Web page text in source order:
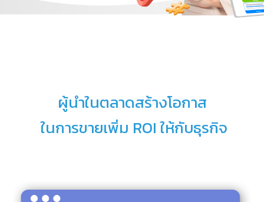
ผู้นำในตลาดสร้างโอกาส
ในการขายเพิ่ม ROI ให้กับธุรกิจ